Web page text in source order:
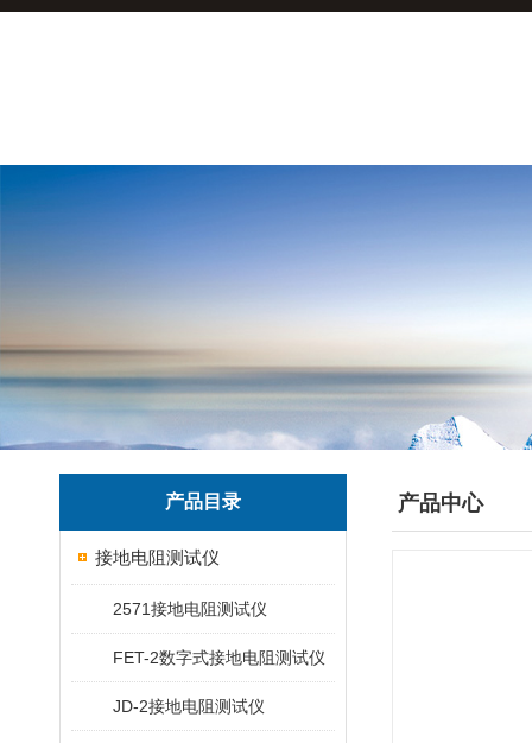
产品目录
接地电阻测试仪
2571接地电阻测试仪
FET-2数字式接地电阻测试仪
JD-2接地电阻测试仪
产品中心